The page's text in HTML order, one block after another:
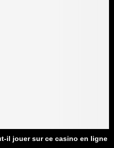
il jouer sur ce casino en ligne